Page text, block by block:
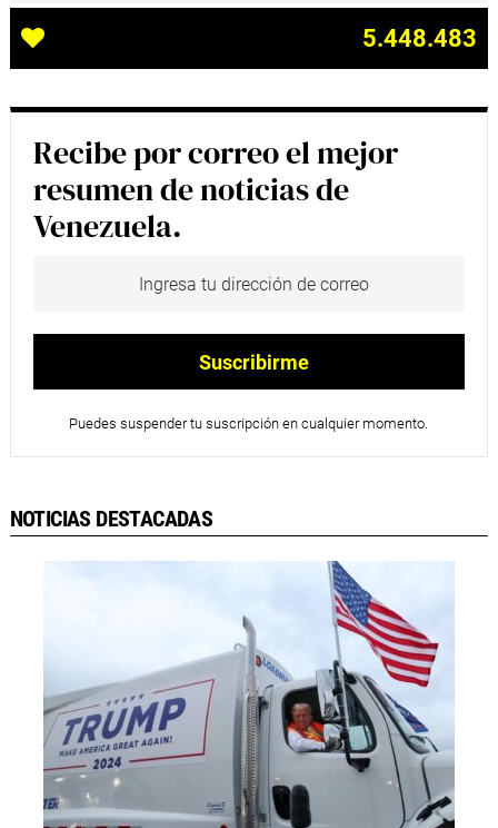
5.448.483
Recibe por correo el mejor
resumen de noticias de
Venezuela.
Puedes suspender tu suscripción en cualquier momento.
NOTICIAS DESTACADAS